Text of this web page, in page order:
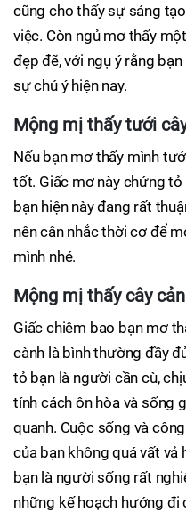
cũng cho thấy sự sáng
việc. Còn ngủ mơ thấy
đẹp đẽ, với ngụ ý rằng
sự chú ý hiện nay.
Mộng mị thấy tưới
Nếu bạn mơ thấy mình
tốt. Giấc mơ này chứng
bạn hiện này đang rất
nên cân nhắc thời cơ để
mình nhé.
Mộng mị thấy cây
Giấc chiêm bao bạn mơ
cành là bình thường đầy
tỏ bạn là người cần cù,
tính cách ôn hòa và sống
quanh. Cuộc sống và
của bạn không quá vất vả
bạn là người sống rất
những kế hoạch hướng đi